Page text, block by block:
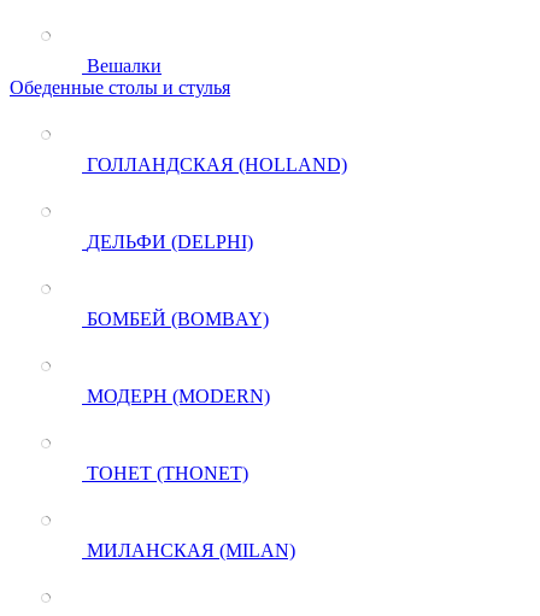
Вешалки
Обеденные столы и стулья
ГОЛЛАНДСКАЯ (HOLLAND)
ДЕЛЬФИ (DELPHI)
БОМБЕЙ (BOMBAY)
МОДЕРН (MODERN)
ТОНЕТ (THONET)
МИЛАНСКАЯ (MILAN)